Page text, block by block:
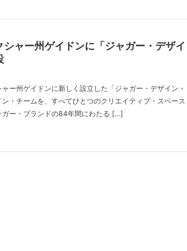
ャー州ゲイドンに「ジャガー・デザイ
ー州ゲイドンに新しく設立した「ジャガー・デザイン・
・チームを、すべてひとつのクリエイティブ・スペース
ガー・ブランドの84年間にわたる […]